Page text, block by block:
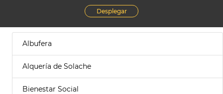
Desplegar
Albufera
Alquería de Solache
Bienestar Social